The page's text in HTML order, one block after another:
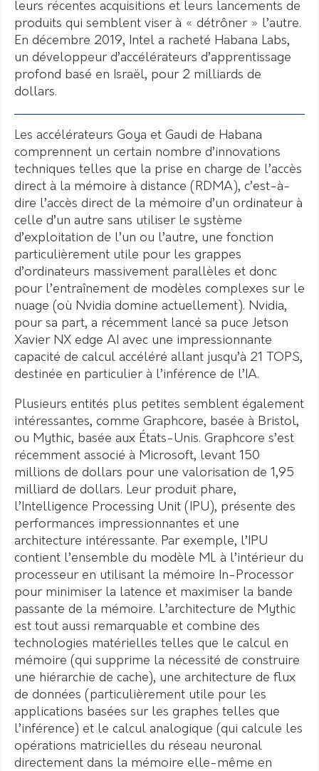
leurs récentes acquisitions et leurs lancements de
produits qui semblent viser à « détrôner » l’autre.
En décembre 2019, Intel a racheté Habana Labs,
un développeur d’accélérateurs d’apprentissage
profond basé en Israël, pour 2 milliards de
dollars.
Les accélérateurs Goya et Gaudi de Habana
comprennent un certain nombre d’innovations
techniques telles que la prise en charge de l’accès
direct à la mémoire à distance (RDMA), c’est-à-
dire l’accès direct de la mémoire d’un ordinateur à
celle d’un autre sans utiliser le système
d’exploitation de l’un ou l’autre, une fonction
particulièrement utile pour les grappes
d’ordinateurs massivement parallèles et donc
pour l’entraînement de modèles complexes sur le
nuage (où Nvidia domine actuellement). Nvidia,
pour sa part, a récemment lancé sa puce Jetson
Xavier NX edge AI avec une impressionnante
capacité de calcul accéléré allant jusqu’à 21 TOPS,
destinée en particulier à l’inférence de l’IA.
Plusieurs entités plus petites semblent également
intéressantes, comme Graphcore, basée à Bristol,
ou Mythic, basée aux États-Unis. Graphcore s’est
récemment associé à Microsoft, levant 150
millions de dollars pour une valorisation de 1,95
milliard de dollars. Leur produit phare,
l’Intelligence Processing Unit (IPU), présente des
performances impressionnantes et une
architecture intéressante. Par exemple, l’IPU
contient l’ensemble du modèle ML à l’intérieur du
processeur en utilisant la mémoire In-Processor
pour minimiser la latence et maximiser la bande
passante de la mémoire. L’architecture de Mythic
est tout aussi remarquable et combine des
technologies matérielles telles que le calcul en
mémoire (qui supprime la nécessité de construire
une hiérarchie de cache), une architecture de flux
de données (particulièrement utile pour les
applications basées sur les graphes telles que
l’inférence) et le calcul analogique (qui calcule les
opérations matricielles du réseau neuronal
directement dans la mémoire elle-même en